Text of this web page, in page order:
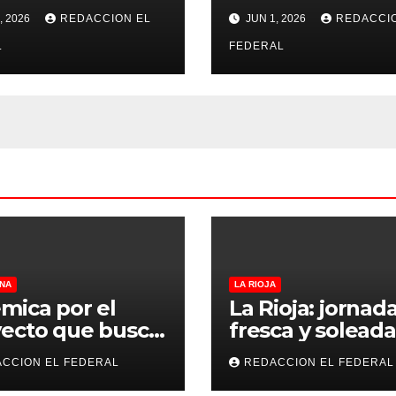
la Justicia
pudo
ni un
CFK
2026 REDACCION EL
se recibió de
psicopedagogo
dentro del
Penitenciario
JUN 1, 2026
FEDERAL
por el
que busca
criaderos y
de perros y
EL FEDERAL
LA RIOJA
La Rioja:
fresca y soleada
este jueves, con
temperaturas
REDACCION EL FEDERAL